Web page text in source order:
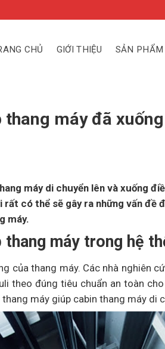
CHỦ GIỚI THIỆU SẢN PHẨM
thang máy đã
máy di chuyển lên và xuống
có thể sẽ gây ra những vấn đề
máy.
máy trong hệ
của thang máy. Các nhà nghiên
theo đúng tiêu chuẩn an toàn
máy giúp cabin thang máy di